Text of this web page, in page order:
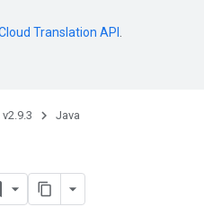
Translation API
Java